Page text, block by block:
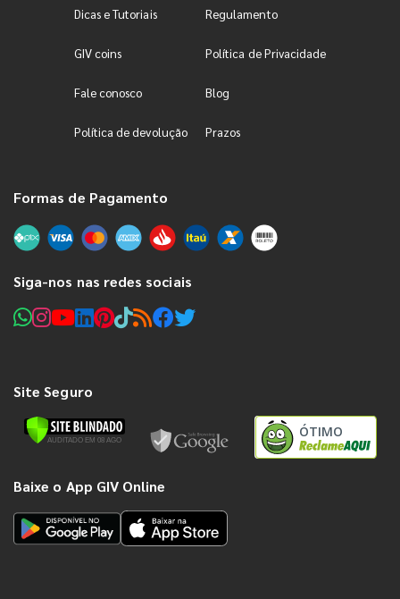
Dicas e Tutoriais Regulamento
GIV coins Política de Privacidade
Fale conosco Blog
Política de devolução Prazos
Formas de Pagamento
Siga-nos nas redes sociais
Site Seguro
ÓTIMO
Baixe o App GIV Online